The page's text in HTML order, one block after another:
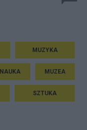
MUZYKA
NAUKA MUZEA
SZTUKA